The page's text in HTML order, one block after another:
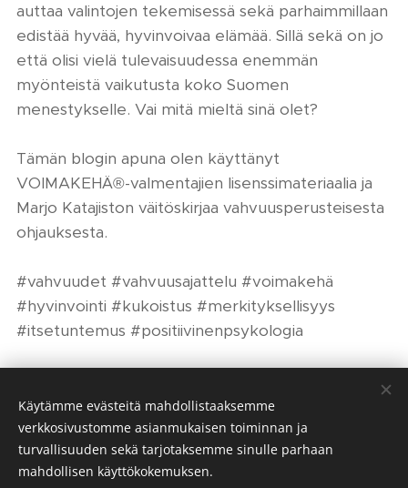
auttaa valintojen tekemisessä sekä parhaimmillaan
edistää hyvää, hyvinvoivaa elämää. Sillä sekä on jo
että olisi vielä tulevaisuudessa enemmän
myönteistä vaikutusta koko Suomen
menestykselle. Vai mitä mieltä sinä olet?
Tämän blogin apuna olen käyttänyt
VOIMAKEHÄ®-valmentajien lisenssimateriaalia ja
Marjo Katajiston väitöskirjaa vahvuusperusteisesta
ohjauksesta.
#vahvuudet #vahvuusajattelu #voimakehä
#hyvinvointi #kukoistus #merkityksellisyys
#itsetuntemus #positiivinenpsykologia
Share
Käytämme evästeitä mahdollistaaksemme
verkkosivustomme asianmukaisen toiminnan ja
turvallisuuden sekä tarjotaksemme sinulle parhaan
mahdollisen käyttökokemuksen.